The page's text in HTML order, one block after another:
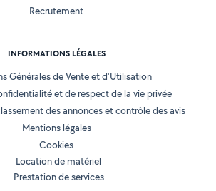
Recrutement
INFORMATIONS LÉGALES
Générales de Vente et d'Utilisation
et de respect de la vie privée
des annonces et contrôle des avis
Mentions légales
Cookies
Location de matériel
Prestation de services